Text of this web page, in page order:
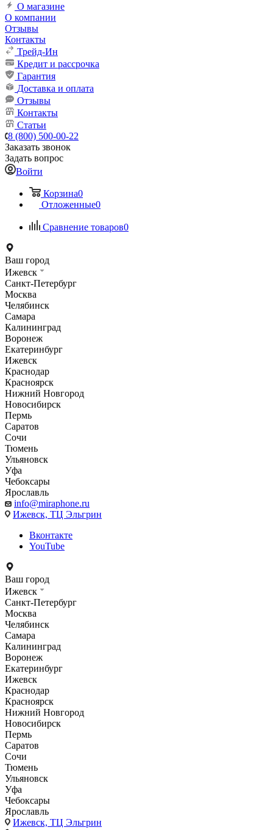
О магазине
О компании
Отзывы
Контакты
Трейд-Ин
Кредит и рассрочка
Гарантия
Доставка и оплата
Отзывы
Контакты
Статьи
8 (800) 500-00-22
Заказать звонок
Задать вопрос
Войти
Корзина0
Отложенные0
Сравнение товаров0
Ваш город
Ижевск
Санкт-Петербург
Москва
Челябинск
Самара
Калининград
Воронеж
Екатеринбург
Ижевск
Краснодар
Красноярск
Нижний Новгород
Новосибирск
Пермь
Саратов
Сочи
Тюмень
Ульяновск
Уфа
Чебоксары
Ярославль
info@miraphone.ru
Ижевск, ТЦ Эльгрин
Вконтакте
YouTube
Ваш город
Ижевск
Санкт-Петербург
Москва
Челябинск
Самара
Калининград
Воронеж
Екатеринбург
Ижевск
Краснодар
Красноярск
Нижний Новгород
Новосибирск
Пермь
Саратов
Сочи
Тюмень
Ульяновск
Уфа
Чебоксары
Ярославль
Ижевск, ТЦ Эльгрин